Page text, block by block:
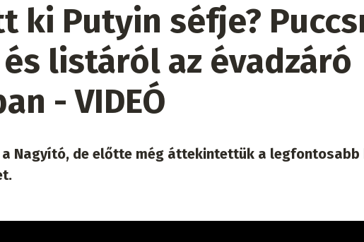
ki Putyin séfje?
listáról az évadzáró
- VIDEÓ
a Nagyító, de előtte még áttekintettük a